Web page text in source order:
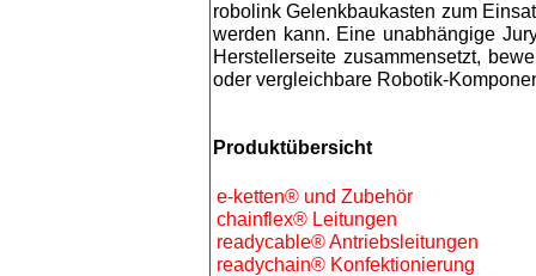
robolink Gelenkbaukasten zum
werden kann. Eine unabhängige
Herstellerseite zusammensetzt,
oder vergleichbare Robotik-
Produktübersicht
e-ketten® und Zubehör
chainflex® Leitungen
readycable® Antriebsleitungen
readychain® Konfektionierung